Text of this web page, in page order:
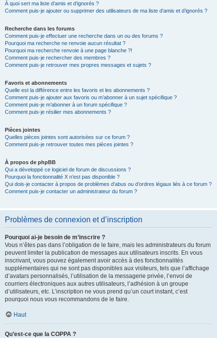
À quoi sert ma liste d’amis et d’ignorés ?
Comment puis-je ajouter ou supprimer des utilisateurs de ma liste d’amis et d’ignorés ?
Recherche dans les forums
Comment puis-je effectuer une recherche dans un ou des forums ?
Pourquoi ma recherche ne renvoie aucun résultat ?
Pourquoi ma recherche renvoie à une page blanche ?!
Comment puis-je rechercher des membres ?
Comment puis-je retrouver mes propres messages et sujets ?
Favoris et abonnements
Quelle est la différence entre les favoris et les abonnements ?
Comment puis-je ajouter aux favoris ou m’abonner à un sujet spécifique ?
Comment puis-je m’abonner à un forum spécifique ?
Comment puis-je résilier mes abonnements ?
Pièces jointes
Quelles pièces jointes sont autorisées sur ce forum ?
Comment puis-je retrouver toutes mes pièces jointes ?
À propos de phpBB
Qui a développé ce logiciel de forum de discussions ?
Pourquoi la fonctionnalité X n’est pas disponible ?
Qui dois-je contacter à propos de problèmes d’abus ou d’ordres légaux liés à ce forum ?
Comment puis-je contacter un administrateur du forum ?
Problèmes de connexion et d’inscription
Pourquoi ai-je besoin de m’inscrire ?
Vous n’êtes pas dans l’obligation de le faire, mais les administrateurs du forum
peuvent limiter la publication de messages aux utilisateurs inscrits. En vous
inscrivant, vous pouvez également avoir accès à des fonctionnalités
supplémentaires qui ne sont pas disponibles aux visiteurs, tels que l’affichage
d’avatars personnalisés, l’utilisation de la messagerie privée, l’envoi de
courriers électroniques aux autres utilisateurs, l’adhésion à un groupe
d’utilisateurs, etc. L’inscription ne vous prend qu’un court instant, c’est
pourquoi nous vous recommandons de le faire.
Haut
Qu’est-ce que la COPPA ?